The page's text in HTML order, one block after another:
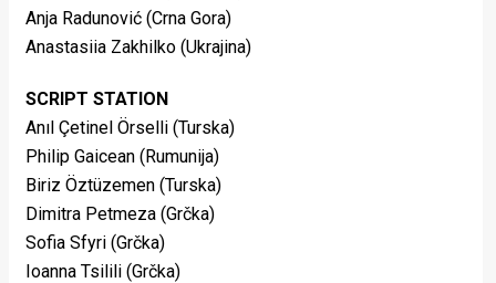
Anja Radunović (Crna Gora)
Anastasiia Zakhilko (Ukrajina)
SCRIPT STATION
Anıl Çetinel Örselli (Turska)
Philip Gaicean (Rumunija)
Biriz Öztüzemen (Turska)
Dimitra Petmeza (Grčka)
Sofia Sfyri (Grčka)
Ioanna Tsilili (Grčka)